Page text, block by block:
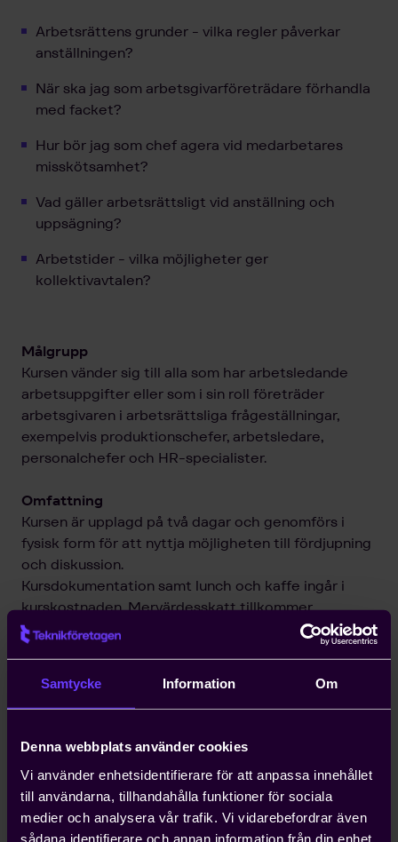
Samtycke Information Om
Denna webbplats använder cookies
Vi använder enhetsidentifierare för att anpassa innehållet
till användarna, tillhandahålla funktioner för sociala
medier och analysera vår trafik. Vi vidarebefordrar även
sådana identifierare och annan information från din enhet
Arbetsrättens grunder - vilka regler påverkar
anställningen?
När ska jag som arbetsgivarföreträdare förhandla
med facket?
Hur bör jag som chef agera vid medarbetares
misskötsamhet?
Vad gäller arbetsrättsligt vid anställning och
uppsägning?
Arbetstider - vilka möjligheter ger
kollektivavtalen?
Målgrupp
Kursen vänder sig till alla som har arbetsledande
arbetsuppgifter eller som i sin roll företräder
arbetsgivaren i arbetsrättsliga frågeställningar,
exempelvis produktionschefer, arbetsledare,
personalchefer och HR-specialister.
Omfattning
Kursen är upplagd på två dagar och genomförs i
fysisk form för att nyttja möjligheten till fördjupning
och diskussion.
Kursdokumentation samt lunch och kaffe ingår i
kurskostnaden. Mervärdesskatt tillkommer.
Kursen kan även företagsanpassas.
Kursmaterialet innehållande åhörarkopior,
övningsuppgifter och Teknikföretagens
före kursstart. Kursintyg mailas ut efter kursen